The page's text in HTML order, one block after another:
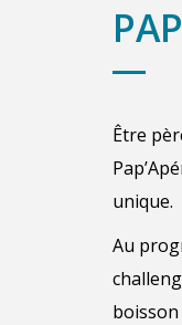
Être
unique.
Au